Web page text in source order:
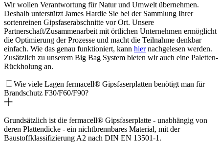
Wir wollen Verantwortung für Natur und Umwelt übernehmen.
Deshalb unterstützt James Hardie Sie bei der Sammlung Ihrer
sortenreinen Gipsfaserabschnitte vor Ort. Unsere
Partnerschaft/Zusammenarbeit mit örtlichen Unternehmen ermöglicht
die Optimierung der Prozesse und macht die Teilnahme denkbar
einfach. Wie das genau funktioniert, kann hiernachgelesen werden.
Zusätzlich zu unserem Big Bag System bieten wir auch eine Paletten-
Rückholung an.
Wie viele Lagen fermacell® Gipsfaserplatten benötigt man für
Brandschutz F30/F60/F90?
Grundsätzlich ist die fermacell® Gipsfaserplatte - unabhängig von
deren Plattendicke - ein nichtbrennbares Material, mit der
Baustoffklassifizierung A2 nach DIN EN 13501-1.